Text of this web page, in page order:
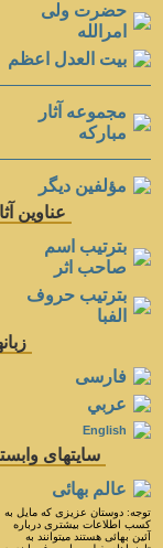
حضرت ولی
امرالله
بيت العدل اعظم
مجموعه آثار
مباركه
مؤلفين ديگر
عناوين
بترتيب اسم
صاحب اثر
بترتيب حروف
الفبا
فارسی
عربي
English
سايتهای
عالم بهائی
توجه: دوستان عزيزى كه مايل به
كسب اطلاعات بيشترى درباره
آئين بهائى هستند ميتوانند به